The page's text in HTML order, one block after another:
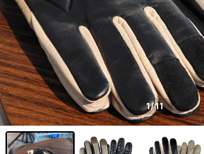
1/11